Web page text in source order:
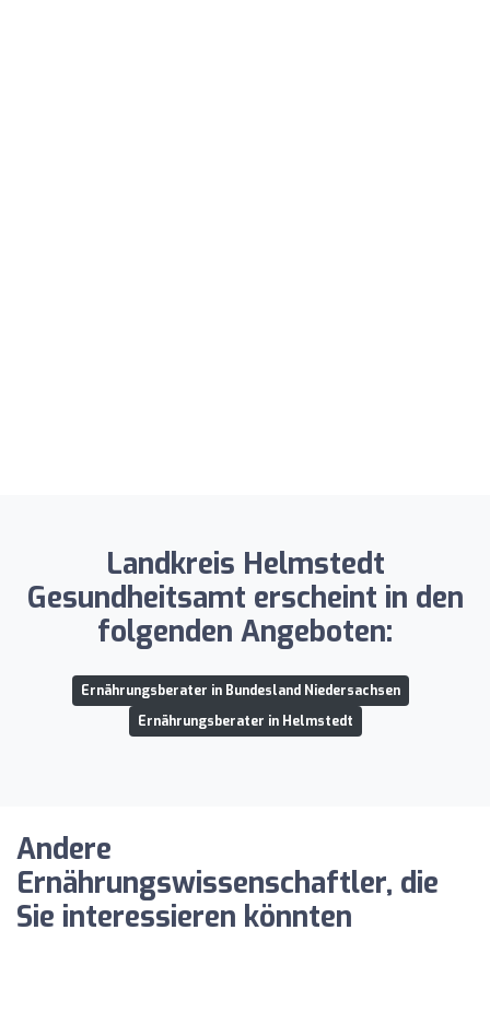
Landkreis Helmstedt
Gesundheitsamt erscheint in den
folgenden Angeboten:
Ernährungsberater in Bundesland Niedersachsen
Ernährungsberater in Helmstedt
Andere
Ernährungswissenschaftler, die
Sie interessieren könnten